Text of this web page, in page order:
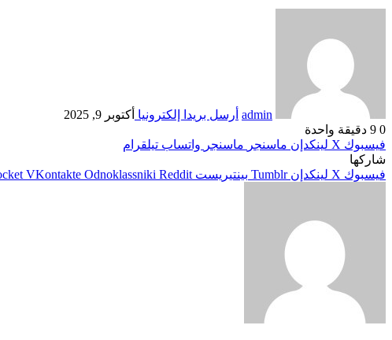
admin أرسل بريدا إلكترونيا أكتوبر 9, 2025
0
دقيقة واحدة
فيسبوك ‫X لينكدإن ماسنجر ماسنجر واتساب تيلقرام
شاركها
فيسبوك ‫X لينكدإن بينتيريست Odnoklassniki